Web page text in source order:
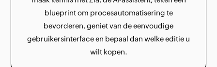
blueprint om procesautomatisering te
bevorderen, geniet van de eenvoudige
gebruikersinterface en bepaal dan welke editie u
wilt kopen.